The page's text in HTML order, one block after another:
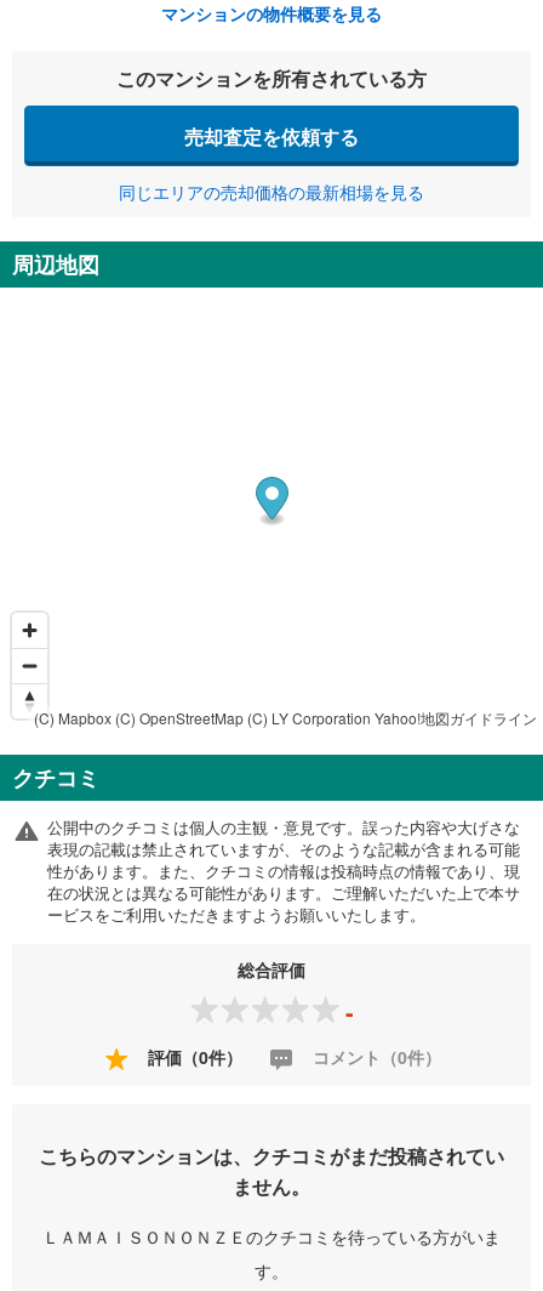
マンションの物件概要を見る
このマンションを所有されている方
売却査定を依頼する
同じエリアの売却価格の最新相場を見る
周辺地図
(C) Mapbox (C) OpenStreetMap (C) LY Corporation Yahoo!地図ガイドライン
クチコミ
公開中のクチコミは個人の主観・意見です。誤った内容や大げさな
表現の記載は禁止されていますが、そのような記載が含まれる可能
性があります。また、クチコミの情報は投稿時点の情報であり、現
在の状況とは異なる可能性があります。ご理解いただいた上で本サ
ービスをご利用いただきますようお願いいたします。
総合評価
-
評価（0件） コメント（0件）
こちらのマンションは、クチコミがまだ投稿されてい
ません。
ＬＡＭＡＩＳＯＮＯＮＺＥのクチコミを待っている方がいま
す。